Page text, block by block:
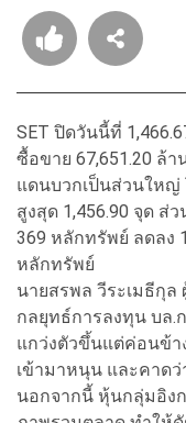
SET ปิดวันนี้ที่
ซื้อขาย 67,651.20 ล้
แดนบวกเป็นส่วนใหญ่
สูงสุด 1,456.90 จุด ส่
369 หลักทรัพย์ ลดลง
หลักทรัพย์
นายสรพล วีระเมธีกุ
กลยุทธ์การลงทุน บล.
แกว่งตัวขึ้นแต่ค่อนข้า
เข้ามาหนุน และคาดว่
นอกจากนี้ หุ้นกลุ่มอิง